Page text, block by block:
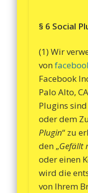
§ 6 Social
(1) Wir
von
Facebook
Palo Alto,
Plugins
oder dem
Plugin“ zu
den „Gefällt
oder einen
wird die
von Ihrem